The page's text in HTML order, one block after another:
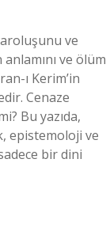
ve
ve ölüm
ı Kerim’in
Cenaze
Bu yazıda,
epistemoloji ve
bir dini